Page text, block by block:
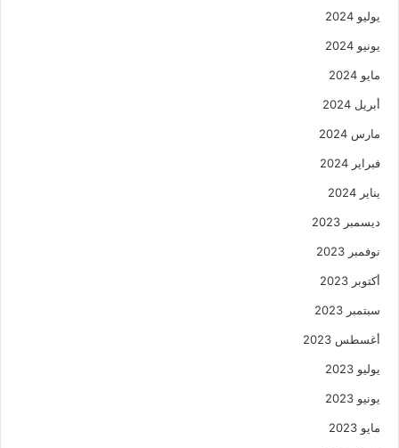
يوليو 2024
يونيو 2024
مايو 2024
أبريل 2024
مارس 2024
فبراير 2024
يناير 2024
ديسمبر 2023
نوفمبر 2023
أكتوبر 2023
سبتمبر 2023
أغسطس 2023
يوليو 2023
يونيو 2023
مايو 2023